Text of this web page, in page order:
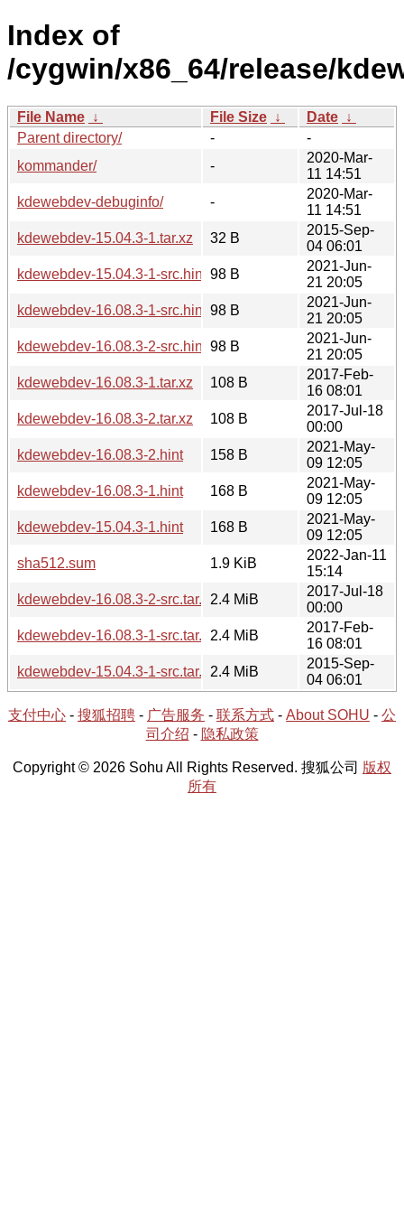
Index of
/cygwin/x86_64/release/
File Name ↓ File Size ↓ Date ↓
Parent directory/
-
-
kommander/
-
2020-Mar-
11 14:51
kdewebdev-debuginfo/
-
2020-Mar-
11 14:51
kdewebdev-15.04.3-1.tar.xz
32 B
2015-Sep-
04 06:01
kdewebdev-15.04.3-1-src.hint 98 B
2021-Jun-
21 20:05
kdewebdev-16.08.3-1-src.hint 98 B
2021-Jun-
21 20:05
kdewebdev-16.08.3-2-src.hint 98 B
2021-Jun-
21 20:05
kdewebdev-16.08.3-1.tar.xz
108 B
2017-Feb-
16 08:01
kdewebdev-16.08.3-2.tar.xz
108 B
2017-Jul-18
00:00
kdewebdev-16.08.3-2.hint
158 B
2021-May-
09 12:05
kdewebdev-16.08.3-1.hint
168 B
2021-May-
09 12:05
kdewebdev-15.04.3-1.hint
168 B
2021-May-
09 12:05
sha512.sum
1.9 KiB
2022-Jan-11
15:14
kdewebdev-16.08.3-2-src.tar.xz2.4 MiB
2017-Jul-18
00:00
kdewebdev-16.08.3-1-src.tar.xz2.4 MiB
2017-Feb-
16 08:01
kdewebdev-15.04.3-1-src.tar.xz2.4 MiB
2015-Sep-
04 06:01
支付中心 - 搜狐招聘 - 广告服务 - 联系方式 - About SOHU - 公
司介绍 - 隐私政策
Copyright © 2026 Sohu All Rights Reserved. 搜狐公司 版权
所有